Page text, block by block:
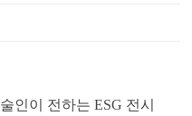
인이 전하는ESG 전시